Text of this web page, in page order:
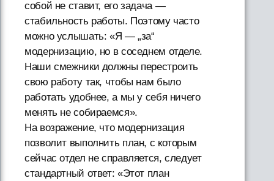
собой не ставит, его задача —
стабильность работы. Поэтому часто
можно услышать: «Я — „за“
модернизацию, но в соседнем отделе.
Наши смежники должны перестроить
свою работу так, чтобы нам было
работать удобнее, а мы у себя ничего
менять не собираемся».
На возражение, что модернизация
позволит выполнить план, с которым
сейчас отдел не справляется, следует
стандартный ответ: «Этот план